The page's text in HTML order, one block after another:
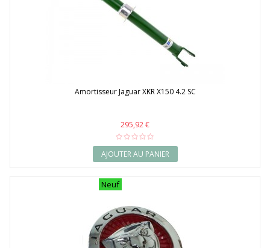
Amortisseur Jaguar XKR X150 4.2 SC
295,92 €
AJOUTER AU PANIER
Neuf